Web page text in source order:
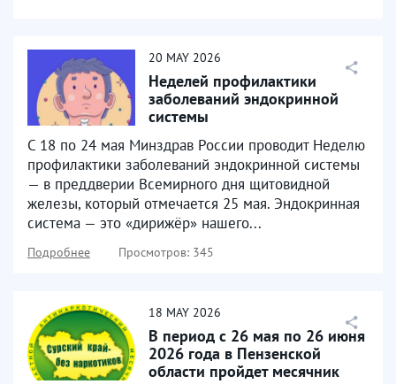
20 MAY 2026
Неделей профилактики
заболеваний эндокринной
системы
С 18 по 24 мая Минздрав России проводит Неделю
профилактики заболеваний эндокринной системы
— в преддверии Всемирного дня щитовидной
железы, который отмечается 25 мая. Эндокринная
система — это «дирижёр» нашего...
Подробнее Просмотров: 345
18 MAY 2026
В период с 26 мая по 26 июня
2026 года в Пензенской
области пройдет месячник